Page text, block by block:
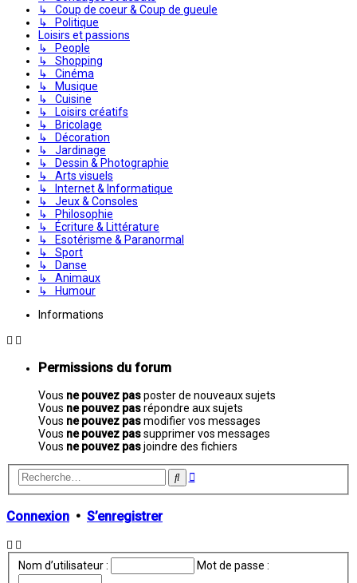
↳ Coup de coeur & Coup de gueule
↳ Politique
Loisirs et passions
↳ People
↳ Shopping
↳ Cinéma
↳ Musique
↳ Cuisine
↳ Loisirs créatifs
↳ Bricolage
↳ Décoration
↳ Jardinage
↳ Dessin & Photographie
↳ Arts visuels
↳ Internet & Informatique
↳ Jeux & Consoles
↳ Philosophie
↳ Écriture & Littérature
↳ Esotérisme & Paranormal
↳ Sport
↳ Danse
↳ Animaux
↳ Humour
Informations
Permissions du forum
Vous ne pouvez pasposter de nouveaux sujets
Vous ne pouvez pasrépondre aux sujets
Vous ne pouvez pasmodifier vos messages
Vous ne pouvez passupprimer vos messages
Vous ne pouvez pasjoindre des fichiers
Rechercher
Recherche
Connexion • S’enregistrer
Nom d’utilisateur : Mot de passe :